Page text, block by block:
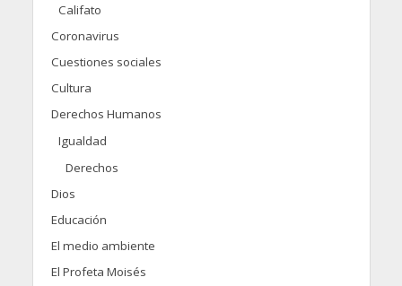
Califato
Coronavirus
Cuestiones sociales
Cultura
Derechos Humanos
Igualdad
Derechos
Dios
Educación
El medio ambiente
El Profeta Moisés